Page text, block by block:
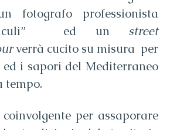
fotografo professionista
ed un street
verrà cucito su misura per
i sapori del Mediterraneo
tempo.
per assaporare